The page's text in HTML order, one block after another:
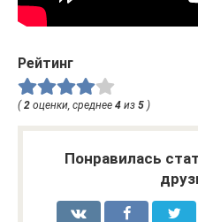
Рейтинг
(2 оценки, среднее 4 из 5 )
Понравилась